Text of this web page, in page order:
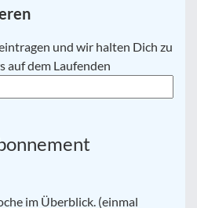
und wir halten Dich zu
auf dem Laufenden
im Überblick. (einmal